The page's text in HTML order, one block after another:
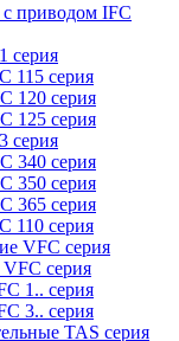
приводом IFC
серия
115 серия
120 серия
125 серия
серия
340 серия
350 серия
365 серия
110 серия
серия
1.. серия
3.. серия